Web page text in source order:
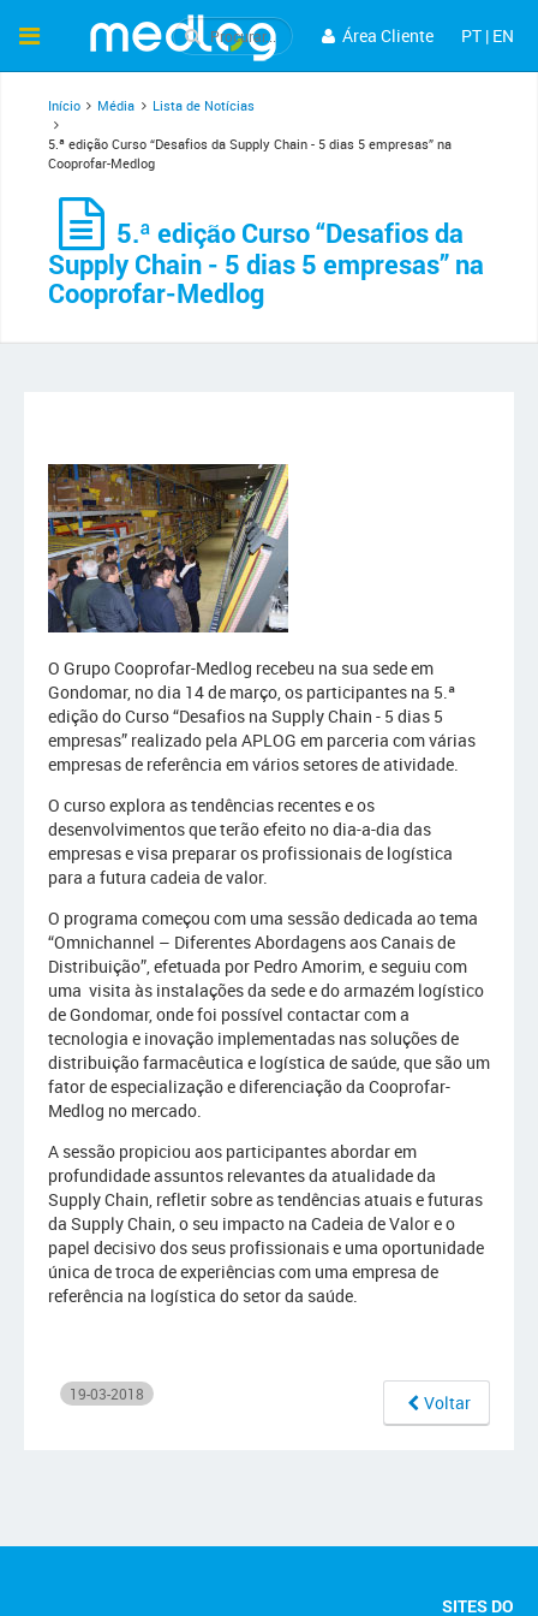
Área Cliente PT | EN
Início Média Lista de Notícias
5.ª edição Curso “Desafios da Supply Chain - 5 dias 5 empresas” na
Cooprofar-Medlog
5.ª edição Curso “Desafios da
Supply Chain - 5 dias 5 empresas” na
Cooprofar-Medlog
O Grupo Cooprofar-Medlog recebeu na sua sede em
Gondomar, no dia 14 de março, os participantes na 5.ª
edição do Curso “Desafios na Supply Chain - 5 dias 5
empresas” realizado pela APLOG em parceria com várias
empresas de referência em vários setores de atividade.
O curso explora as tendências recentes e os
desenvolvimentos que terão efeito no dia-a-dia das
empresas e visa preparar os profissionais de logística
para a futura cadeia de valor.
O programa começou com uma sessão dedicada ao tema
“Omnichannel – Diferentes Abordagens aos Canais de
Distribuição”, efetuada por Pedro Amorim, e seguiu com
uma visita às instalações da sede e do armazém logístico
de Gondomar, onde foi possível contactar com a
tecnologia e inovação implementadas nas soluções de
distribuição farmacêutica e logística de saúde, que são um
fator de especialização e diferenciação da Cooprofar-
Medlog no mercado.
A sessão propiciou aos participantes abordar em
profundidade assuntos relevantes da atualidade da
Supply Chain, refletir sobre as tendências atuais e futuras
da Supply Chain, o seu impacto na Cadeia de Valor e o
papel decisivo dos seus profissionais e uma oportunidade
única de troca de experiências com uma empresa de
referência na logística do setor da saúde.
19-03-2018 Voltar
SITES DO